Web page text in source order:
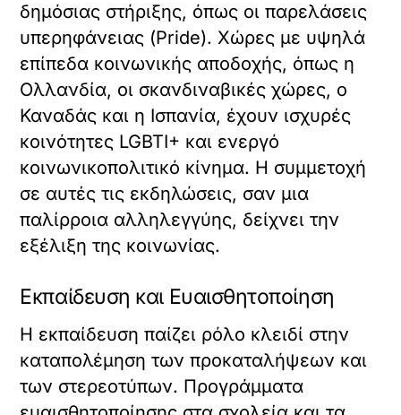
δημόσιας στήριξης, όπως οι παρελάσεις
υπερηφάνειας (Pride). Χώρες με υψηλά
επίπεδα κοινωνικής αποδοχής, όπως η
Ολλανδία, οι σκανδιναβικές χώρες, ο
Καναδάς και η Ισπανία, έχουν ισχυρές
κοινότητες LGBTI+ και ενεργό
κοινωνικοπολιτικό κίνημα. Η συμμετοχή
σε αυτές τις εκδηλώσεις, σαν μια
παλίρροια αλληλεγγύης, δείχνει την
εξέλιξη της κοινωνίας.
Εκπαίδευση και Ευαισθητοποίηση
Η εκπαίδευση παίζει ρόλο κλειδί στην
καταπολέμηση των προκαταλήψεων και
των στερεοτύπων. Προγράμματα